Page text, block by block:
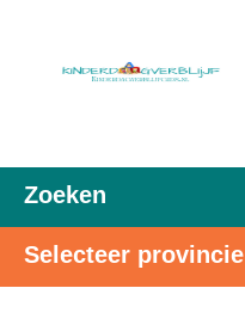
Zoeken
Selecteer provincie